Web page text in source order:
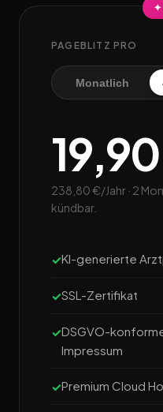
✦
PAGEBLITZ PRO
Monatlich
238,80 €/Jahr · 2
kündbar.
KI-generierte
SSL-Zertifikat
DSGVO-
Impressum
Premium Cloud